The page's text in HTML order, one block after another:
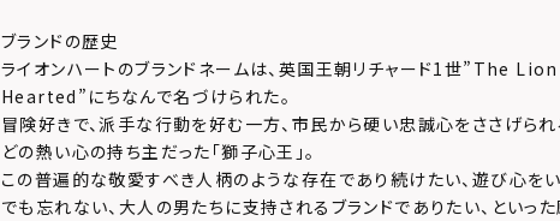
ブランドの歴史
ライオンハートのブランドネームは、英国王朝リチャード1世”The Lion
Hearted”にちなんで名づけられた。
冒険好きで、派手な行動を好む一方、市民から硬い忠誠心をささげら
どの熱い心の持ち主だった「獅子心王」。
この普遍的な敬愛すべき人柄のような存在であり続けたい、遊び心を
でも忘れない、大人の男たちに支持されるブランドでありたい、といっ